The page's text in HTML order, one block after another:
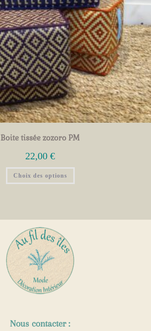
Boite tissée zozoro PM
22,00 €
Choix des options
Nous contacter :